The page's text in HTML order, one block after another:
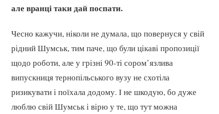
але вранці таки дай поспати.
Чесно кажучи, ніколи не думала, що повернуся у свій
рідний Шумськ, тим паче, що були цікаві пропозиції
щодо роботи, але у грізні 90-ті сором’язлива
випускниця тернопільського вузу не схотіла
ризикувати і поїхала додому. І не шкодую, бо дуже
люблю свій Шумськ і вірю у те, що тут можна